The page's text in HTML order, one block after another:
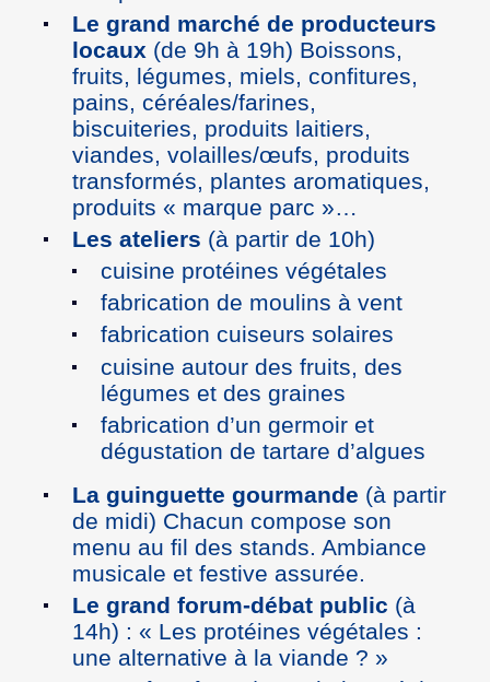
Le grand marché de producteurs
locaux (de 9h à 19h) Boissons,
fruits, légumes, miels, confitures,
pains, céréales/farines,
biscuiteries, produits laitiers,
viandes, volailles/œufs, produits
transformés, plantes aromatiques,
produits « marque parc »…
Les ateliers (à partir de 10h)
cuisine protéines végétales
fabrication de moulins à vent
fabrication cuiseurs solaires
cuisine autour des fruits, des
légumes et des graines
fabrication d’un germoir et
dégustation de tartare d’algues
La guinguette gourmande (à partir
de midi) Chacun compose son
menu au fil des stands. Ambiance
musicale et festive assurée.
Le grand forum-débat public (à
14h) : « Les protéines végétales :
une alternative à la viande ? »